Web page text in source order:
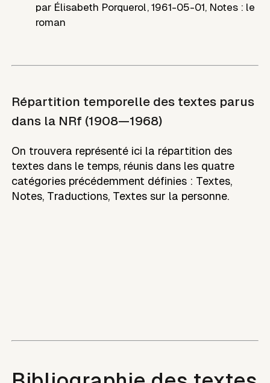
par Élisabeth Porquerol, 1961-05-01, Notes : le
roman
Répartition temporelle des textes parus
dans la NRf (1908—1968)
On trouvera représenté ici la répartition des
textes dans le temps, réunis dans les quatre
catégories précédemment définies : Textes,
Notes, Traductions, Textes sur la personne.